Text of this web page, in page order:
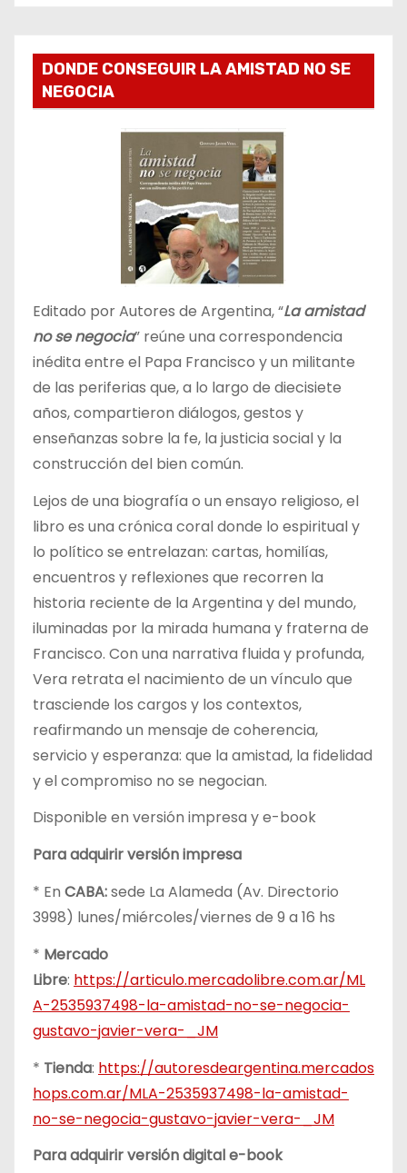
DONDE CONSEGUIR LA AMISTAD NO SE
NEGOCIA
Editado por Autores de Argentina, “La amistad
no se negocia” reúne una correspondencia
inédita entre el Papa Francisco y un militante
de las periferias que, a lo largo de diecisiete
años, compartieron diálogos, gestos y
enseñanzas sobre la fe, la justicia social y la
construcción del bien común.
Lejos de una biografía o un ensayo religioso, el
libro es una crónica coral donde lo espiritual y
lo político se entrelazan: cartas, homilías,
encuentros y reflexiones que recorren la
historia reciente de la Argentina y del mundo,
iluminadas por la mirada humana y fraterna de
Francisco. Con una narrativa fluida y profunda,
Vera retrata el nacimiento de un vínculo que
trasciende los cargos y los contextos,
reafirmando un mensaje de coherencia,
servicio y esperanza: que la amistad, la fidelidad
y el compromiso no se negocian.
Disponible en versión impresa y e-book
Para adquirir versión impresa
* En CABA:sede La Alameda (Av. Directorio
3998) lunes/miércoles/viernes de 9 a 16 hs
* Mercado
Libre: https://articulo.mercadolibre.com.ar/ML
A-2535937498-la-amistad-no-se-negocia-
gustavo-javier-vera-_JM
* Tienda: https://autoresdeargentina.mercados
hops.com.ar/MLA-2535937498-la-amistad-
no-se-negocia-gustavo-javier-vera-_JM
Para adquirir versión digital e-book